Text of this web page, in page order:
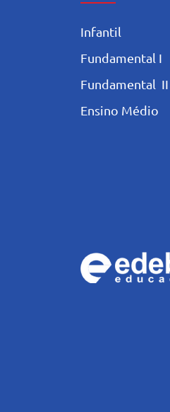
Infantil
Fundamental I
Fundamental II
Ensino Médio